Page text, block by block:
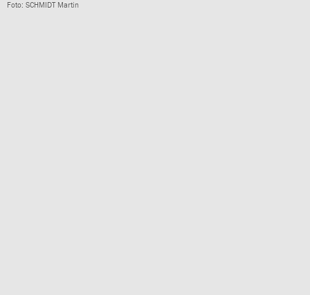
Foto: SCHMIDT Martin